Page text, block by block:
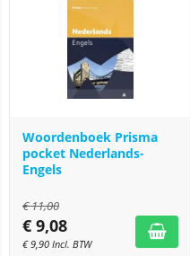
Woordenboek Prisma
pocket Nederlands-
Engels
€11,00
€ 9,08
€9,90 Incl. BTW